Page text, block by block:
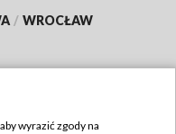
/ WROCŁAW
wyrazić zgody na